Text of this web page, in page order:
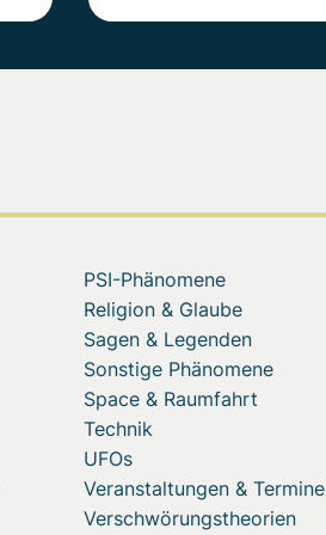
PSI-Phänomene
Religion & Glaube
Sagen & Legenden
Sonstige Phänomene
Space & Raumfahrt
Technik
UFOs
Veranstaltungen & Termine
Verschwörungstheorien